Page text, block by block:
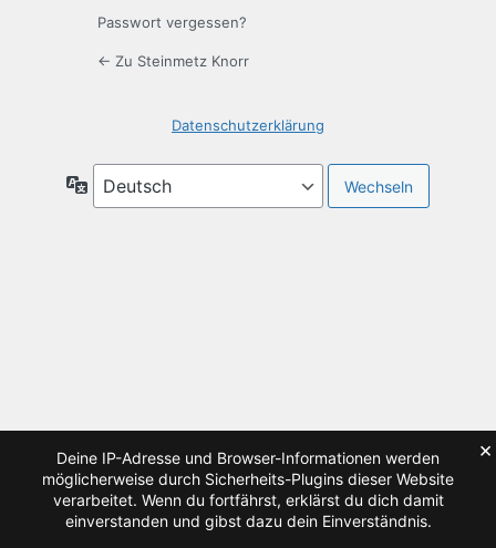
Passwort vergessen?
← Zu Steinmetz Knorr
Datenschutzerklärung
Sprache
Deine IP-Adresse und Browser-Informationen werden
möglicherweise durch Sicherheits-Plugins dieser Website
verarbeitet. Wenn du fortfährst, erklärst du dich damit
einverstanden und gibst dazu dein Einverständnis.
×